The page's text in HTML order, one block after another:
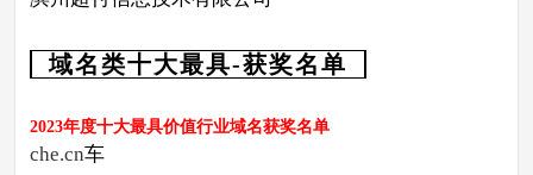
域名类十大最具-获奖名单
2023年度十大最具价值行业域名获奖名单
che.cn车